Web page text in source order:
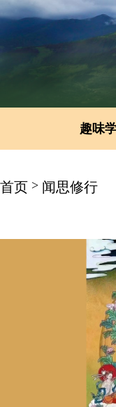
趣味
首页 > 闻思修行